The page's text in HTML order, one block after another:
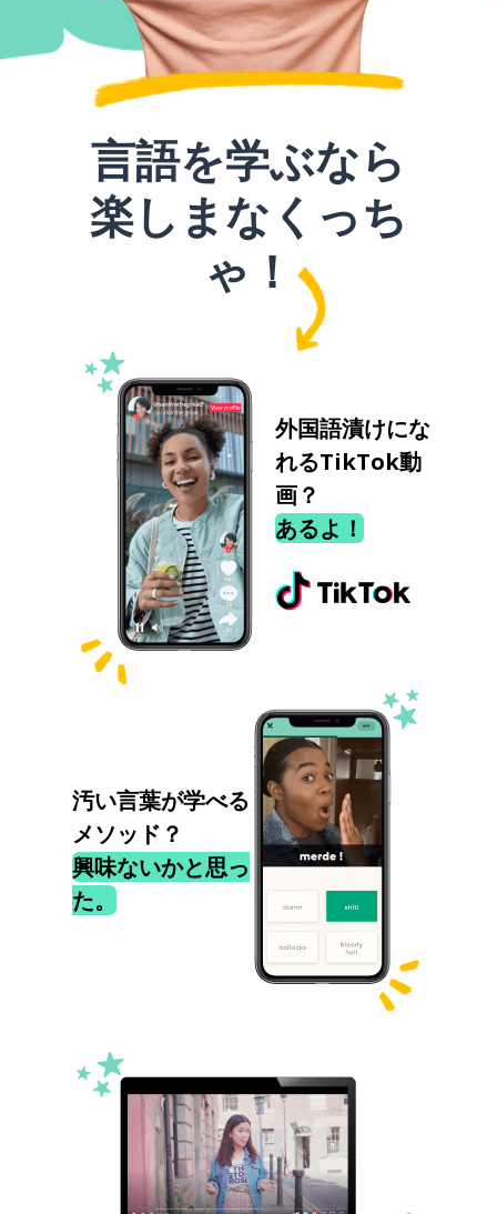
言語を学ぶなら
楽しまなくっち
ゃ！
外国語漬けにな
れるTikTok動
画？
あるよ！
汚い言葉が学べる
メソッド？
興味ないかと思っ
た。